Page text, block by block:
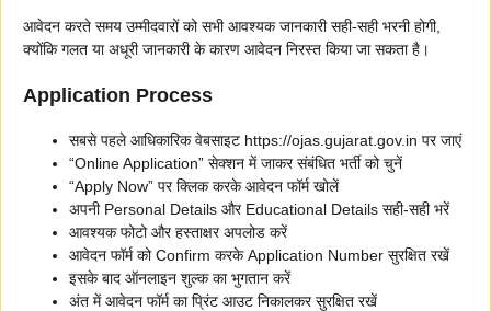
आवेदन करते समय उम्मीदवारों को सभी आवश्यक जानकारी सही-सही भरनी होगी,
क्योंकि गलत या अधूरी जानकारी के कारण आवेदन निरस्त किया जा सकता है।
Application Process
सबसे पहले आधिकारिक वेबसाइट https://ojas.gujarat.gov.in पर जाएं
“Online Application” सेक्शन में जाकर संबंधित भर्ती को चुनें
“Apply Now” पर क्लिक करके आवेदन फॉर्म खोलें
अपनी Personal Details और Educational Details सही-सही भरें
आवश्यक फोटो और हस्ताक्षर अपलोड करें
आवेदन फॉर्म को Confirm करके Application Number सुरक्षित रखें
इसके बाद ऑनलाइन शुल्क का भुगतान करें
अंत में आवेदन फॉर्म का प्रिंट आउट निकालकर सुरक्षित रखें